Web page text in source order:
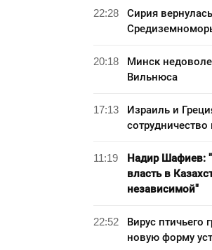
22:28
Сирия
20:18
Минск
Вильнюса
17:13
Израиль и
11:19
Надир Шафиев:
власть в
независимой"
22:52
Вирус птичьего
новую форму